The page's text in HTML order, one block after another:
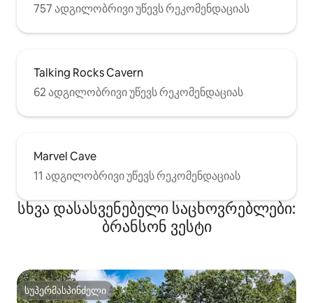
757 ადგილობრივი უწევს რეკომენდაციას
Talking Rocks Cavern
62 ადგილობრივი უწევს რეკომენდაციას
Marvel Cave
11 ადგილობრივი უწევს რეკომენდაციას
სხვა დასასვენებელი საცხოვრებლები:
ბრანსონ ვესტი
სუპერმასპინძელი
სუპერმასპინძელი